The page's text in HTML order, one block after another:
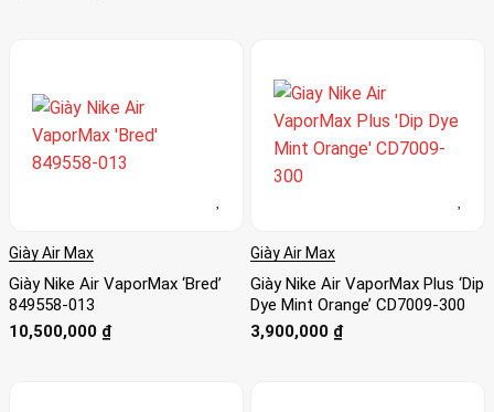
Giày Air Max
Giày Nike Air VaporMax ‘Bred’
849558-013
10,500,000 ₫
Giày Air Max
Giày Nike Air VaporMax Plus ‘Dip
Dye Mint Orange’ CD7009-300
3,900,000 ₫